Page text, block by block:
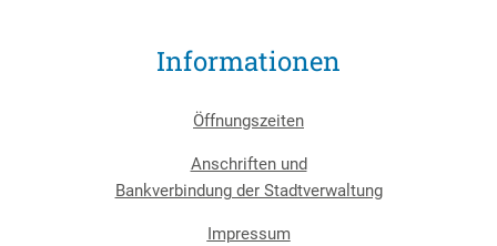
Informationen
Öffnungszeiten
Anschriften und
Bankverbindung der Stadtverwaltung
Impressum